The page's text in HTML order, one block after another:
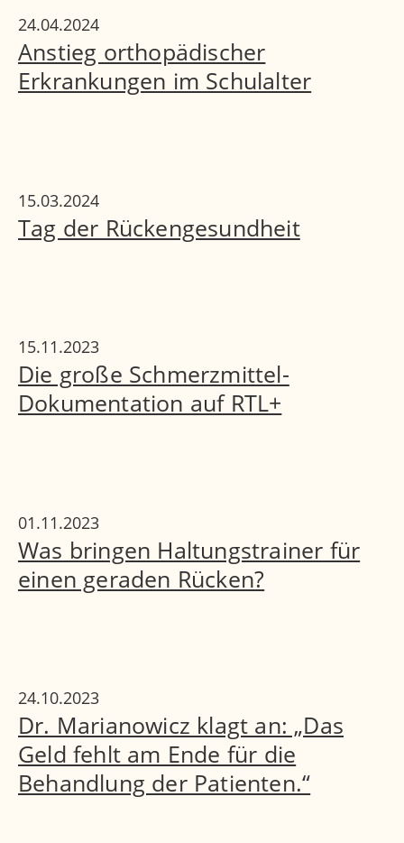
24.04.2024
Anstieg orthopädischer
Erkrankungen im Schulalter
15.03.2024
Tag der Rückengesundheit
15.11.2023
Die große Schmerzmittel-
Dokumentation auf RTL+
01.11.2023
Was bringen Haltungstrainer für
einen geraden Rücken?
24.10.2023
Dr. Marianowicz klagt an: „Das
Geld fehlt am Ende für die
Behandlung der Patienten.“